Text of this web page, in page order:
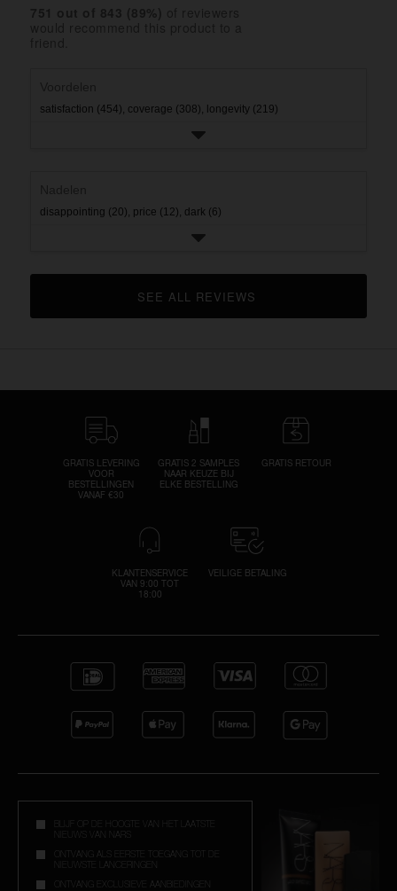
satisfaction (454), coverage (308), longevity (219)
disappointing (20), price (12), dark (6)
CLICK TO GO TO ALL REVIEWS
GRATIS LEVERING
VOOR
BESTELLINGEN
VANAF €30
GRATIS 2 SAMPLES
NAAR KEUZE BIJ
ELKE BESTELLING
GRATIS RETOUR
KLANTENSERVICE
VAN 9:00 TOT
18:00
VEILIGE BETALING
BLIJF OP DE HOOGTE VAN HET LAATSTE
NIEUWS VAN NARS
ONTVANG ALS EERSTE TOEGANG TOT DE
NIEUWSTE LANCERINGEN
ONTVANG EXCLUSIEVE AANBIEDINGEN